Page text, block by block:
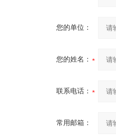
您的单位：
您的姓名：
联系电话：
常用邮箱：